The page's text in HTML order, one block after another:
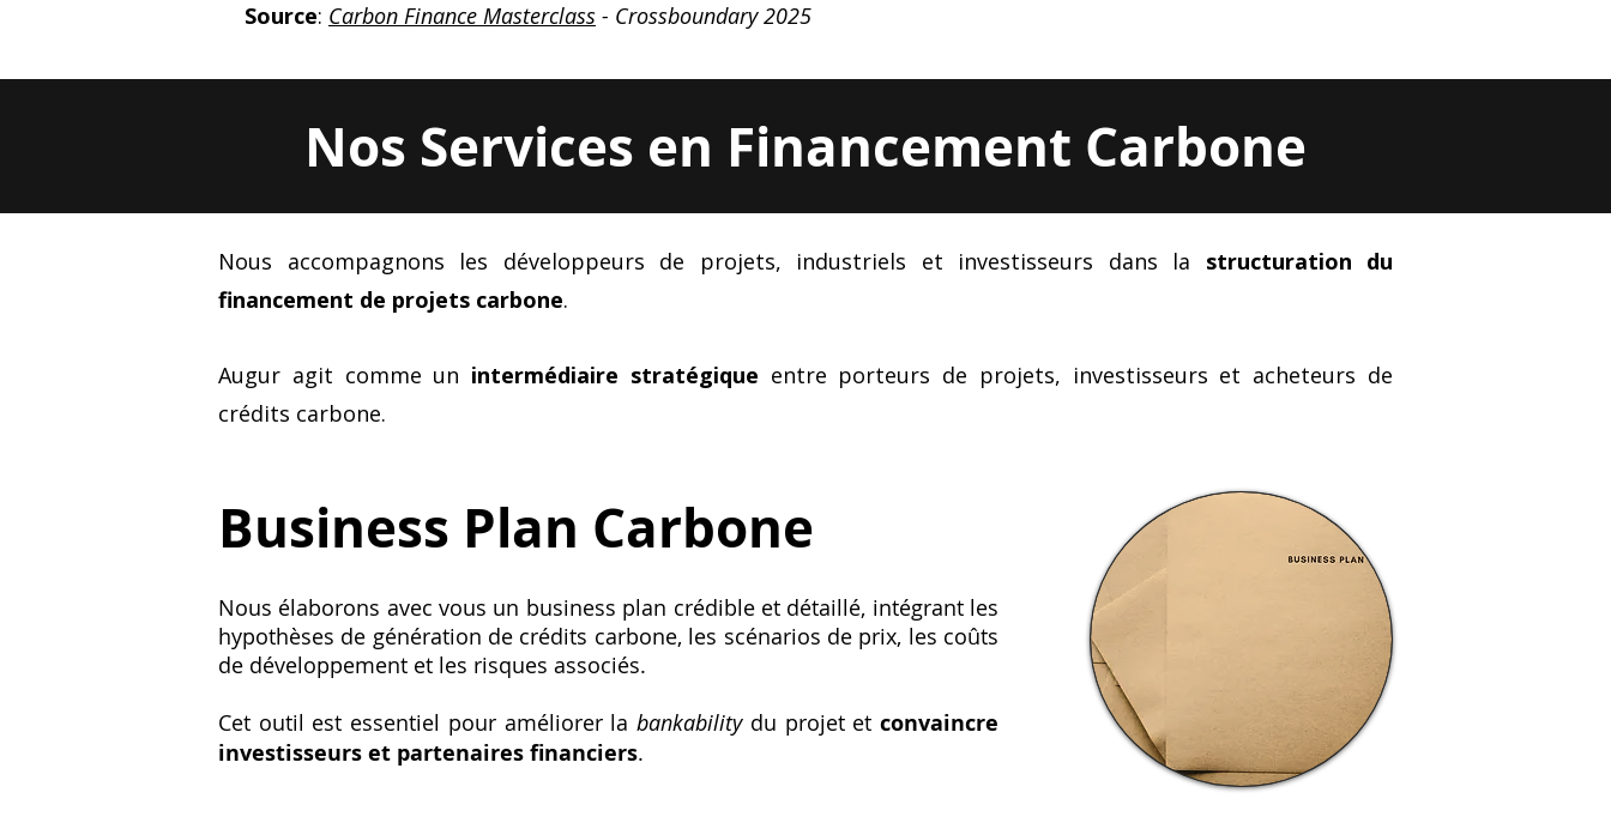
Source: Carbon Finance Masterclass - Crossboundary 2025
Nos Services en Financement Carbone
Nous accompagnons les développeurs de projets, industriels et investisseurs dans la structuration du
financement de projets carbone.
Augur agit comme un intermédiaire stratégique entre porteurs de projets, investisseurs et acheteurs de
crédits carbone.
Business Plan Carbone
Nous élaborons avec vous un business plan crédible et détaillé, intégrant les
hypothèses de génération de crédits carbone, les scénarios de prix, les coûts
de développement et les risques associés.
Cet outil est essentiel pour améliorer labankabilitydu projet etconvaincre
investisseurs et partenaires financiers.